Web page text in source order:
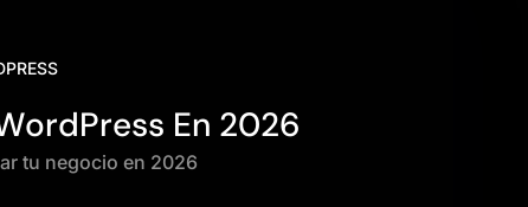
En 2026
tu negocio en 2026